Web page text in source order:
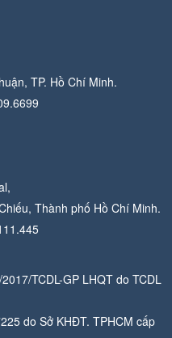
TP. Hồ Chí Minh.
Thành phố Hồ Chí Minh.
TCDL-GP LHQT do TCDL
do Sở KHĐT. TPHCM cấp